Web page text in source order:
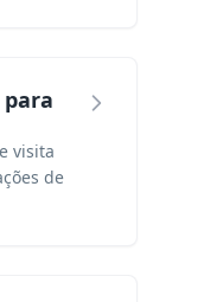
para
visita
de